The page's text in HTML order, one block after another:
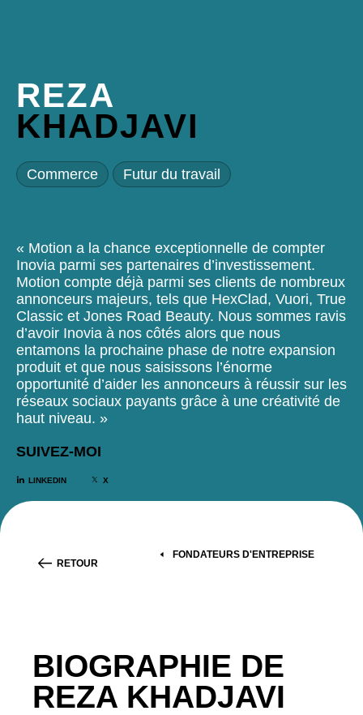
REZA
KHADJAVI
Commerce Futur du travail
« Motion a la chance exceptionnelle de compter
Inovia parmi ses partenaires d’investissement.
Motion compte déjà parmi ses clients de nombreux
annonceurs majeurs, tels que HexClad, Vuori, True
Classic et Jones Road Beauty. Nous sommes ravis
d’avoir Inovia à nos côtés alors que nous
entamons la prochaine phase de notre expansion
produit et que nous saisissons l’énorme
opportunité d’aider les annonceurs à réussir sur les
réseaux sociaux payants grâce à une créativité de
haut niveau. »
SUIVEZ-MOI
LINKEDIN X
RETOUR
FONDATEURS D'ENTREPRISE
BIOGRAPHIE DE
REZA KHADJAVI